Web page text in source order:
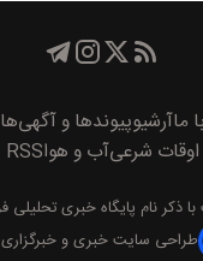
ماآرشیوپیوند‌ها و آگهی‌ها
اوقات شرعیآب و هواRSS
ذکر نام پايگاه خبری تحليلی
طراحی سایت خبری و خبرگزاری